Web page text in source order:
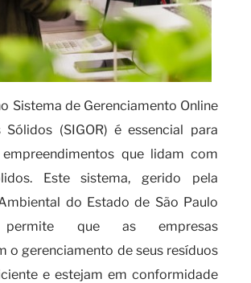
Sistema de Gerenciamento Online
Sólidos (SIGOR) é essencial para
que lidam com
Este sistema, gerido pela
do Estado de São Paulo
permite que as empresas
o gerenciamento de seus resíduos
e estejam em conformidade